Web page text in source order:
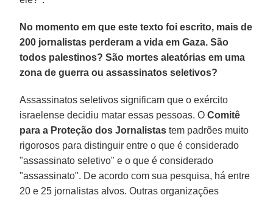
No momento em que este texto foi escrito, mais de
200 jornalistas perderam a vida em Gaza. São
todos palestinos? São mortes aleatórias em uma
zona de guerra ou assassinatos seletivos?
Assassinatos seletivos significam que o exército
israelense decidiu matar essas pessoas. OComitê
para a Proteção dos Jornalistas tem padrões muito
rigorosos para distinguir entre o que é considerado
"assassinato seletivo" e o que é considerado
"assassinato". De acordo com sua pesquisa, há entre
20 e 25 jornalistas alvos. Outras organizações